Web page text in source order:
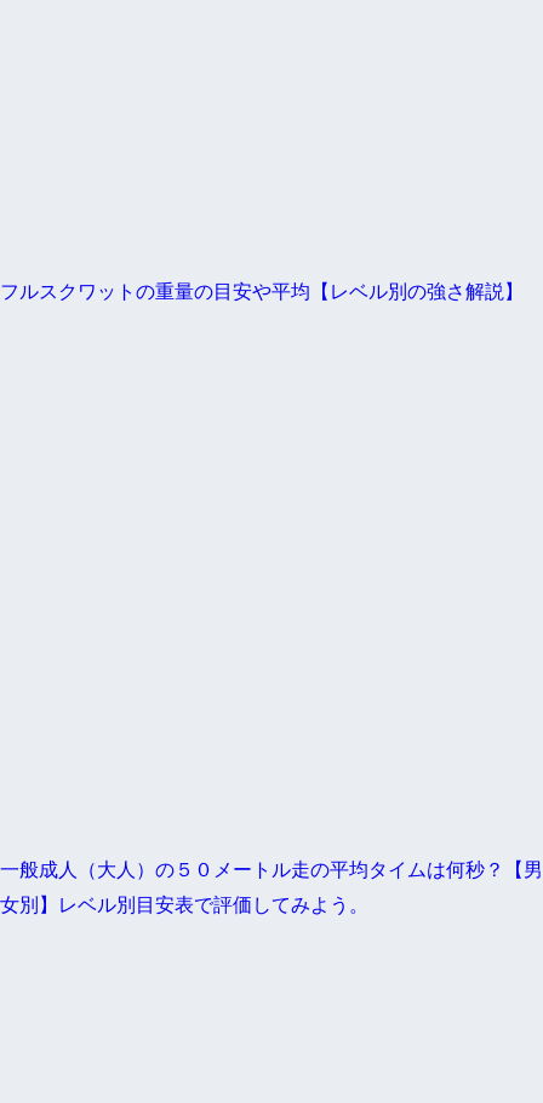
フルスクワットの重量の目安や平均【レベル別の強さ解説】
一般成人（大人）の５０メートル走の平均タイムは何秒？【男
女別】レベル別目安表で評価してみよう。